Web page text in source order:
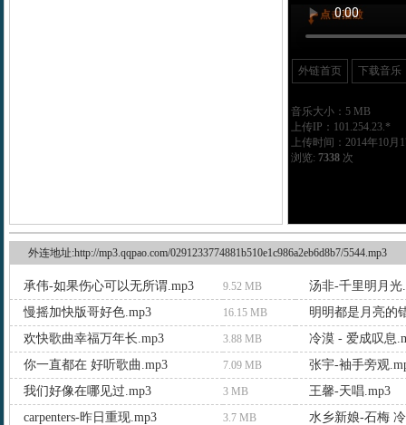
外链首页 下载音乐
音乐大小：5 MB
上传IP：101.254.23.*
上传时间：2014年10月
浏览: 7338次
外连地址:http://mp3.qqpao.com/0291233774881b510e1c986a2eb6d8b7/5544.mp3
承伟-如果伤心可以无所谓.mp3 9.52 MB
汤非-千里明月光
慢摇加快版哥好色.mp3
16.15 MB
明明都是月亮的
欢快歌曲幸福万年长.mp3
3.88 MB
冷漠 - 爱成叹息
你一直都在 好听歌曲.mp3
7.09 MB
张宇-袖手旁观
我们好像在哪见过.mp3
3 MB
王馨-天唱.mp3
carpenters-昨日重现.mp3
3.7 MB
水乡新娘-石梅